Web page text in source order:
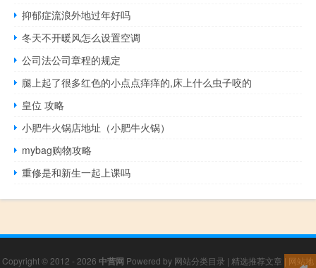
抑郁症流浪外地过年好吗
冬天不开暖风怎么设置空调
公司法公司章程的规定
腿上起了很多红色的小点点痒痒的,床上什么虫子咬的
皇位 攻略
小肥牛火锅店地址（小肥牛火锅）
mybag购物攻略
重修是和新生一起上课吗
Copyright © 2012 - 2026 中营网 Powered by 网站分类目录 | 精选推荐文章 | 网站地